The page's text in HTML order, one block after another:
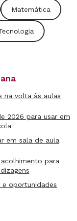
a receita de
mandioca.
maior
dar certo,
a
escola é
professores e,
e acolher os
Matemática
na volta às aulas
2026 para usar em
em sala de aula
para
e oportunidades